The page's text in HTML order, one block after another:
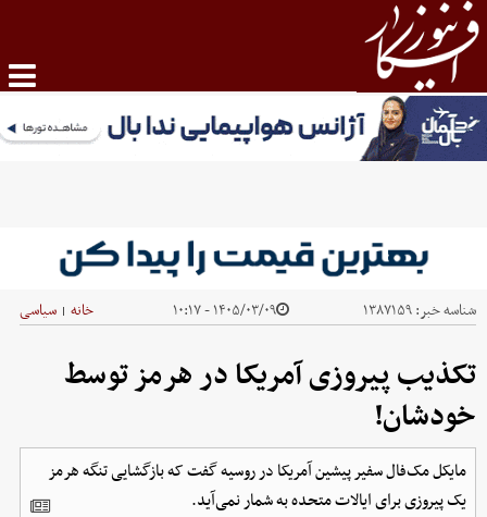
شناسه خبر:۱۳۸۷۱۵۹ ۱۴۰۵/۰۳/۰۹ - ۱۰:۱۷ خانه | سیاسی
تکذیب پیروزی آمریکا در هرمز توسط
خودشان!
مایکل مک‌فال سفیر پیشین آمریکا در روسیه گفت که بازگشایی تنگه هرمز
یک پیروزی برای ایالات متحده به شمار نمی‌آید.